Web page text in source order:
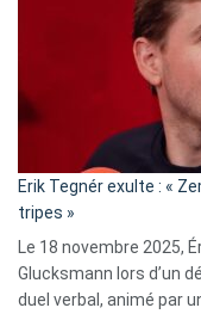
Erik Tegnér exulte : «
tripes »
Le 18 novembre 2025,
Glucksmann lors d’un
duel verbal, animé par